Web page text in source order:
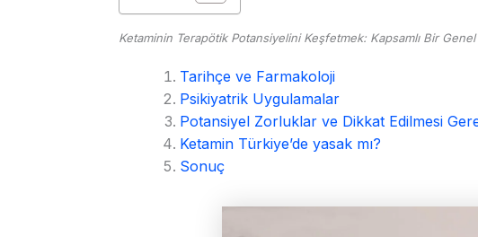
Ketaminin Terapötik Potansiyelini Keşfetmek: Kapsamlı Bir Genel
Tarihçe ve Farmakoloji
Psikiyatrik Uygulamalar
Potansiyel Zorluklar ve Dikkat Edilmesi
Ketamin Türkiye’de yasak mı?
Sonuç